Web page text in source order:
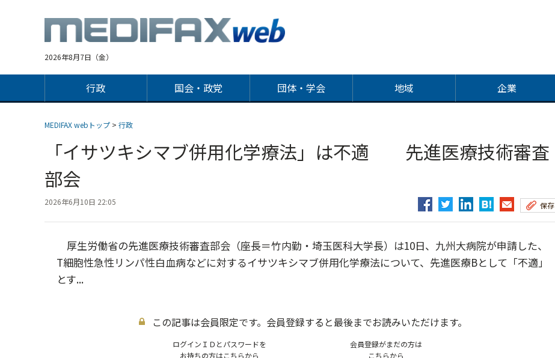
2026年8月7日（金）
行政 国会・政党 団体・学会 地域 企業
MEDIFAX webトップ > 行政
「イサツキシマブ併用化学療法」は不適 先進医療技術審査
部会
2026年6月10日 22:05 保存
厚生労働省の先進医療技術審査部会（座長＝竹内勤・埼玉医科大学長）は10日、九州大病院が申請した、
T細胞性急性リンパ性白血病などに対するイサツキシマブ併用化学療法について、先進医療Bとして「不適」
とす...
この記事は会員限定です。会員登録すると最後までお読みいただけます。
ログインＩＤとパスワードを
お持ちの方はこちらから
会員登録がまだの方は
こちらから